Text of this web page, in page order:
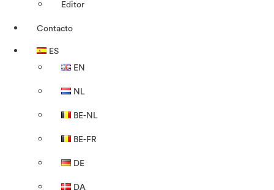
Editor
Contacto
ES
EN
NL
BE-NL
BE-FR
DE
DA